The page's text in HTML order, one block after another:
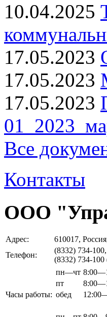
10.04.2025
17.05.2023
17.05.2023
17.05.2023
Все
Контакты
ООО
Адрес:
610017,
Телефон:
(8332) 734-
(8332) 734-100
Часы работы:
пн—чт
пт
обед